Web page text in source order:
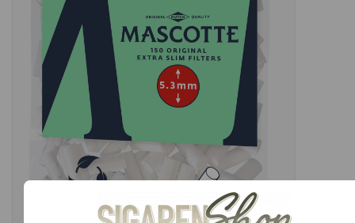
Aanbiedingen
Koffie en thee